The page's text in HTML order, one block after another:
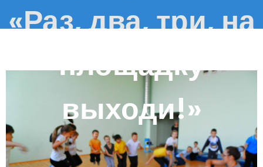
«Раз, два, три, на
площадку
выходи!»